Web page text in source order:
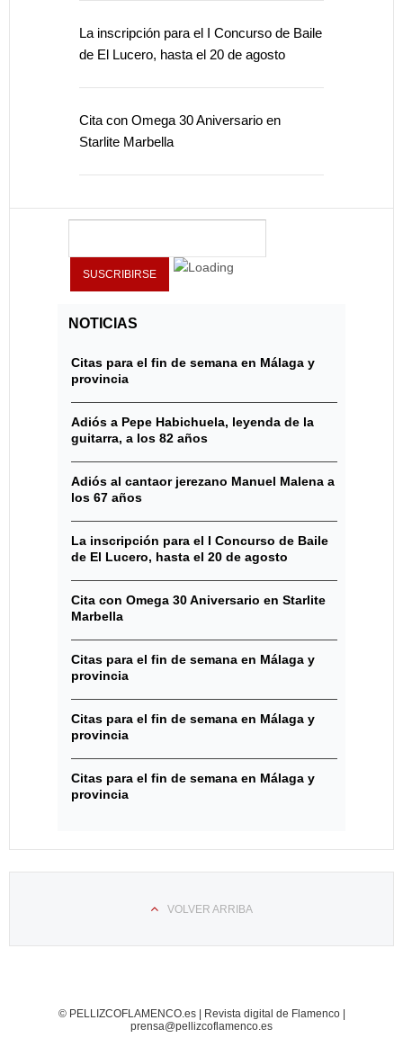
La inscripción para el I Concurso de Baile
de El Lucero, hasta el 20 de agosto
Cita con Omega 30 Aniversario en
Starlite Marbella
NOTICIAS
Citas para el fin de semana en Málaga y
provincia
Adiós a Pepe Habichuela, leyenda de la
guitarra, a los 82 años
Adiós al cantaor jerezano Manuel Malena a
los 67 años
La inscripción para el I Concurso de Baile
de El Lucero, hasta el 20 de agosto
Cita con Omega 30 Aniversario en Starlite
Marbella
Citas para el fin de semana en Málaga y
provincia
Citas para el fin de semana en Málaga y
provincia
Citas para el fin de semana en Málaga y
provincia
VOLVER ARRIBA
© PELLIZCOFLAMENCO.es | Revista digital de Flamenco |
prensa@pellizcoflamenco.es